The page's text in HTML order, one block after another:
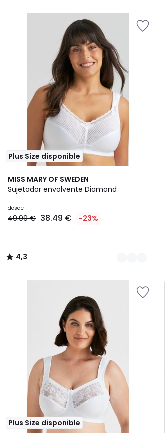
Plus Size disponible
MISS MARY OF SWEDEN
Sujetador envolvente Diamond
desde
49.99 € 38.49 € -23%
4,3
/ 5
3
Colores
4,3
/
Plus Size disponible